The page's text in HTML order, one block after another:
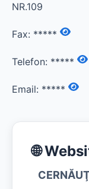
NR.109
Fax: *****
Telefon: *****
Email: *****
🌐